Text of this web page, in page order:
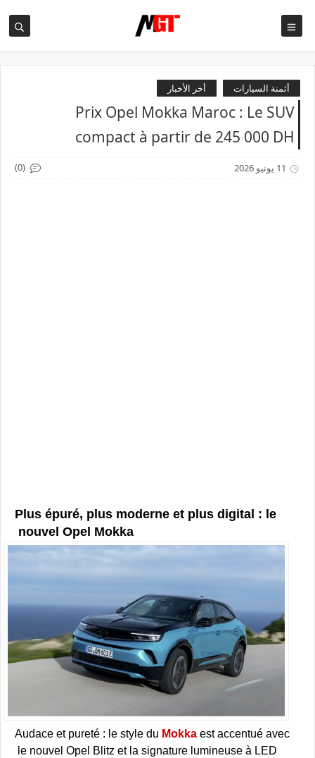
أثمنة السيارات أخر الأخبار
Prix Opel Mokka Maroc : Le SUV
compact à partir de 245 000 DH
11 يونيو 2026 (0)
Plus épuré, plus moderne et plus digital : le
nouvel Opel Mokka
Audace et pureté : le style du Mokka est accentué avec
le nouvel Opel Blitz et la signature lumineuse à LED